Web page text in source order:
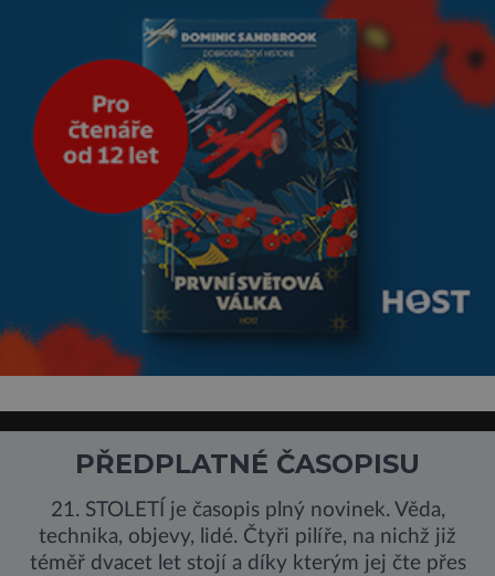
PŘEDPLATNÉ ČASOPISU
21. STOLETÍ je časopis plný novinek. Věda,
technika, objevy, lidé. Čtyři pilíře, na nichž již
téměř dvacet let stojí a díky kterým jej čte přes